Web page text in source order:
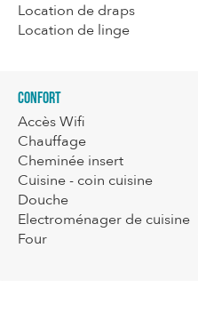
Location de draps
Location de linge
Confort
Accès Wifi
Chauffage
Cheminée insert
Cuisine - coin cuisine
Douche
Electroménager de cuisine
Four